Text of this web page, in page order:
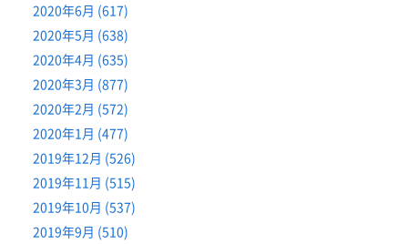
2020年6月 (617)
2020年5月 (638)
2020年4月 (635)
2020年3月 (877)
2020年2月 (572)
2020年1月 (477)
2019年12月 (526)
2019年11月 (515)
2019年10月 (537)
2019年9月 (510)